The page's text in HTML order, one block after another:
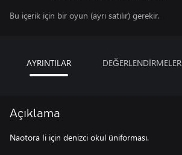
Bu içerik için bir oyun (ayrı satılır) gerekir.
AYRINTILAR DEĞERLENDİRMELER
Açıklama
Naotora Ii için denizci okul üniforması.